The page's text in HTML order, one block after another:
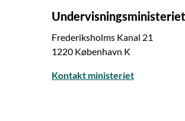
Undervisningsministeriet
Frederiksholms Kanal 21
1220 København K
Kontakt ministeriet